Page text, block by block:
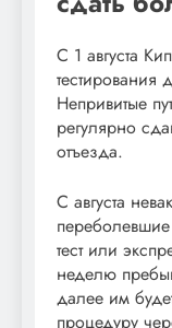
С 1 августа
тестирования
Непривитые
регулярно
отъезда.
С августа
тест или
неделю
далее им
процедуру